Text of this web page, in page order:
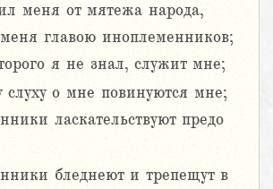
меня от мятежа народа,
главою иноплеменников;
я не знал, служит мне;
слуху о мне повинуются мне;
ласкательствуют предо
бледнеют и трепещут в